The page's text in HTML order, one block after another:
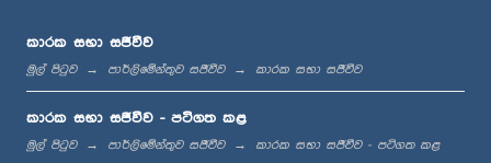
මධ්‍යාහ්න 12:00 - ප.ව. 12:05
කාරක සභා සජීවීව
මුල් පිටුව පාර්ලිමේන්තුව සජීවීව කාරක සභා සජීවීව
කාරක සභා සජීවීව - පටිගත කළ
මුල් පිටුව පාර්ලිමේන්තුව සජීවීව කාරක සභා සජීවීව - පටිගත කළ